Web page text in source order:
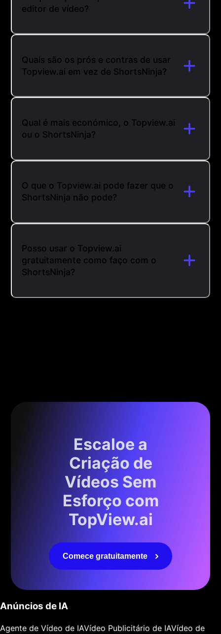
editor de vídeo?
Quais são os prós e contras de usar
Topview.ai em vez de ShortsNinja?
Qual é mais económico, o Topview.ai
ou o ShortsNinja?
O que o Topview.ai pode fazer que o
ShortsNinja não pode?
Posso usar o Topview.ai
gratuitamente como faço com o
ShortsNinja?
Escaloe a
Criação de
Vídeos Sem
Esforço com
TopView.ai
Comece gratuitamente
Anúncios de IA
Agente de Vídeo de IAVídeo Publicitário de IAVídeo de